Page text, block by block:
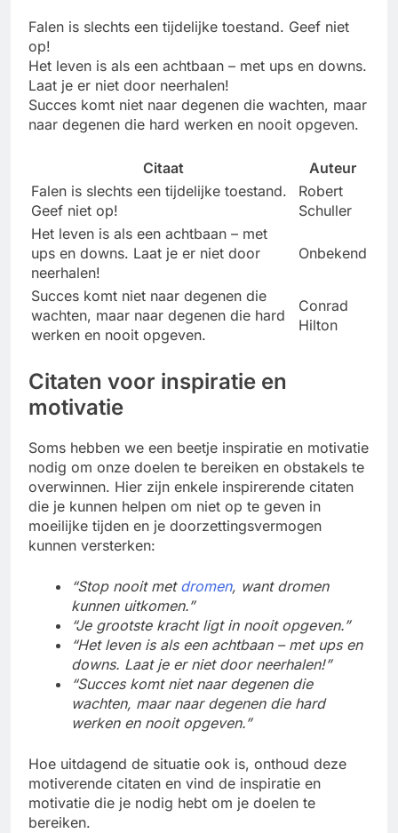
Falen is slechts een tijdelijke toestand. Geef niet
op!
Het leven is als een achtbaan – met ups en downs.
Laat je er niet door neerhalen!
Succes komt niet naar degenen die wachten, maar
naar degenen die hard werken en nooit opgeven.
Citaat
Auteur
Falen is slechts een tijdelijke toestand.
Geef niet op!
Robert
Schuller
Het leven is als een achtbaan – met
ups en downs. Laat je er niet door
neerhalen!
Onbekend
Succes komt niet naar degenen die
wachten, maar naar degenen die hard
werken en nooit opgeven.
Conrad
Hilton
Citaten voor inspiratie en
motivatie
Soms hebben we een beetje inspiratie en motivatie
nodig om onze doelen te bereiken en obstakels te
overwinnen. Hier zijn enkele inspirerende citaten
die je kunnen helpen om niet op te geven in
moeilijke tijden en je doorzettingsvermogen
kunnen versterken:
“Stop nooit met dromen, want dromen
kunnen uitkomen.”
“Je grootste kracht ligt in nooit opgeven.”
“Het leven is als een achtbaan – met ups en
downs. Laat je er niet door neerhalen!”
“Succes komt niet naar degenen die
wachten, maar naar degenen die hard
werken en nooit opgeven.”
Hoe uitdagend de situatie ook is, onthoud deze
motiverende citaten en vind de inspiratie en
motivatie die je nodig hebt om je doelen te
bereiken.